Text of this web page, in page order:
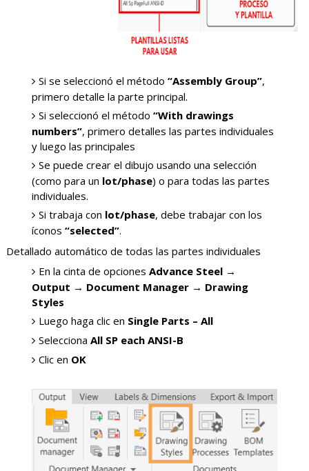
Si se seleccionó el método“Assembly Group”,
primero detalle la parte principal.
Si seleccionó el método“With drawings
numbers”, primero detalles las partes individuales
y luego las principales
Se puede crear el dibujo usando una selección
(como para un lot/phase) o para todas las partes
individuales.
Si trabaja con lot/phase, debe trabajar con los
íconos“selected”.
Detallado automático de todas las partes individuales
En la cinta de opcionesAdvance Steel →
Output → Document Manager → Drawing
Styles
Luego haga clic en Single Parts – All
SeleccionaAll SP each ANSI-B
Clic en OK